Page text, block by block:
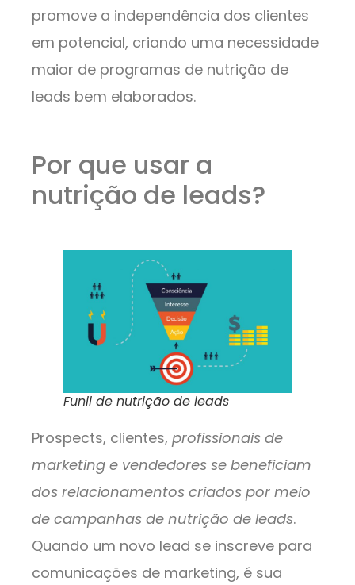
promove a independência dos clientes
em potencial, criando uma necessidade
maior de programas de nutrição de
leads bem elaborados.
Por que usar a
nutrição de leads?
Funil de nutrição de leads
Prospects, clientes, profissionais de
marketing e vendedores se beneficiam
dos relacionamentos criados por meio
de campanhas de nutrição de leads.
Quando um novo lead se inscreve para
comunicações de marketing, é sua